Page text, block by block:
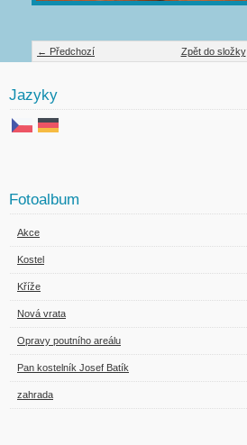
← Předchozí Zpět do složky
Jazyky
Fotoalbum
Akce
Kostel
Kříže
Nová vrata
Opravy poutního areálu
Pan kostelník Josef Batík
zahrada